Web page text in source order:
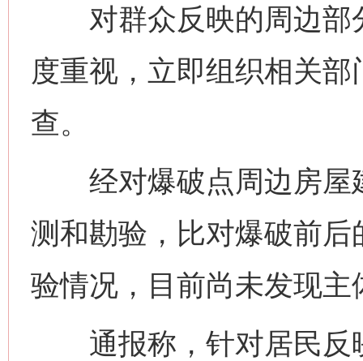
对群众反映的周边部
度重视，立即组织相关
查。
经对爆破点周边房屋
测和勘验，比对爆破前
验情况，目前尚未发现
通报称，针对居民反